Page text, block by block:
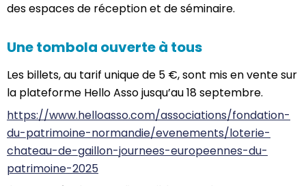
des espaces de réception et de séminaire.
Une tombola ouverte à tous
Les billets, au tarif unique de 5 €, sont mis en vente sur
la plateforme Hello Asso jusqu’au 18 septembre.
https://www.helloasso.com/associations/fondation-
du-patrimoine-normandie/evenements/loterie-
chateau-de-gaillon-journees-europeennes-du-
patrimoine-2025